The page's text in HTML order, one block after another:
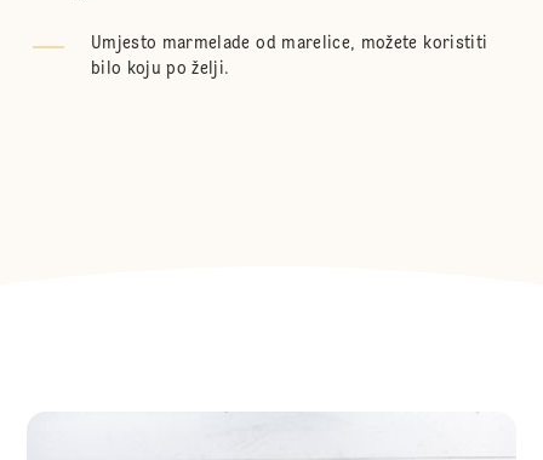
Umjesto marmelade od marelice, možete koristiti
bilo koju po želji.